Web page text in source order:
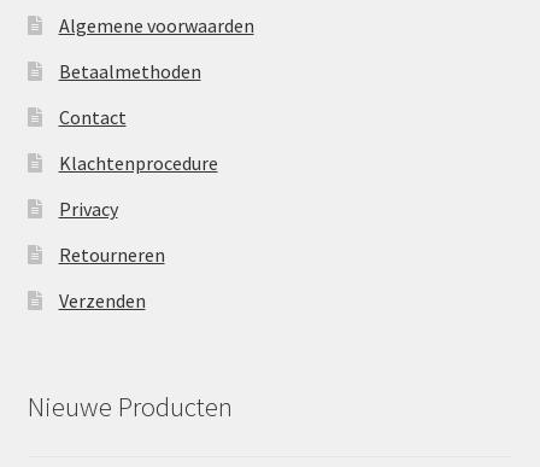
Algemene voorwaarden
Betaalmethoden
Contact
Klachtenprocedure
Privacy
Retourneren
Verzenden
Nieuwe Producten